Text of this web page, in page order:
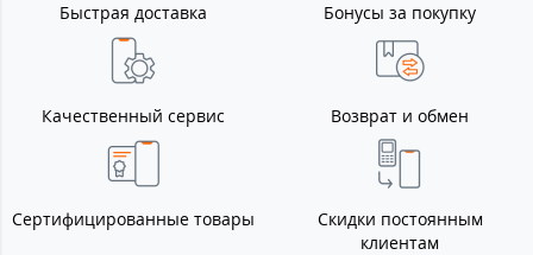
Быстрая доставка Бонусы за покупку
Качественный сервис Возврат и обмен
Сертифицированные товары
Скидки постоянным
клиентам